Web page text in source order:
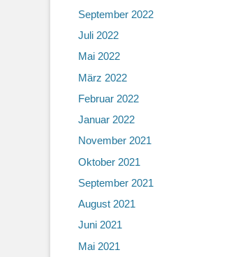
September 2022
Juli 2022
Mai 2022
März 2022
Februar 2022
Januar 2022
November 2021
Oktober 2021
September 2021
August 2021
Juni 2021
Mai 2021